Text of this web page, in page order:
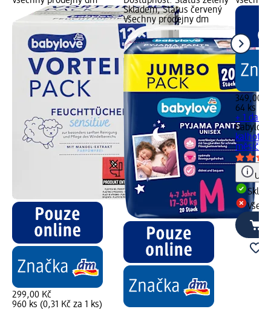
299,00 Kč
960 ks (0,31 Kč za 1 ks)
Skladem, Status červený
Všechny prodejny dm
349,00
64 ks
+ 1 další
babylove
měsíční